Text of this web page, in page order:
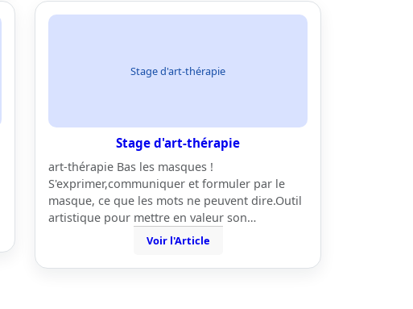
Stage d'art-thérapie
Stage d'art-thérapie
art-thérapie Bas les masques !
S'exprimer,communiquer et formuler par le
masque, ce que les mots ne peuvent dire.Outil
artistique pour mettre en valeur son…
Voir l'Article